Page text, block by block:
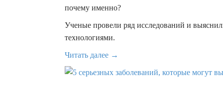
почему именно?
Ученые провели ряд исследований и
технологиями.
Читать далее →